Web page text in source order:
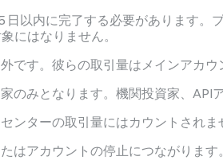
日以内に完了する必要があります
にはなりません。
です。彼らの取引量はメインアカウ
のみとなります。機関投資家、API
ンターの取引量にはカウントされま
はアカウントの停止につながります。